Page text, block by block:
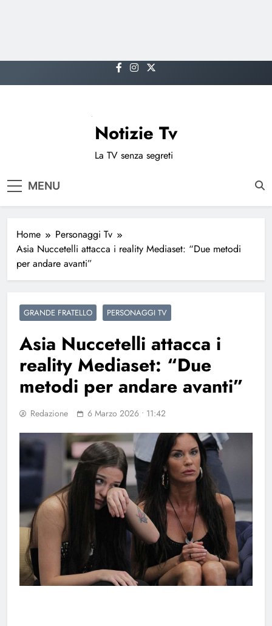
to
Notizie Tv
La TV senza segreti
MENU
Home
Personaggi Tv
Asia Nuccetelli attacca i reality Mediaset: “Due metodi
per andare avanti”
GRANDE FRATELLO PERSONAGGI TV
Asia Nuccetelli attacca i
reality Mediaset: “Due
metodi per andare avanti”
Redazione 6 Marzo 2026 • 11:42